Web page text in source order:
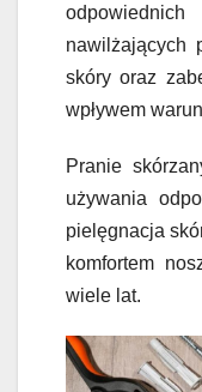
nawilżających
skóry oraz
wpływem
Pranie
używania
pielęgnacja
komfortem
wiele lat.